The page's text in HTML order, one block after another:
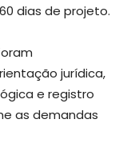
dias de projeto.
jurídica,
e registro
as demandas